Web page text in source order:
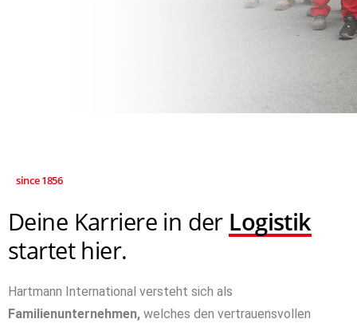
since 1856
Deine Karriere in der Logistik
startet hier.
Hartmann International versteht sich als
Familienunternehmen, welches den vertrauensvollen